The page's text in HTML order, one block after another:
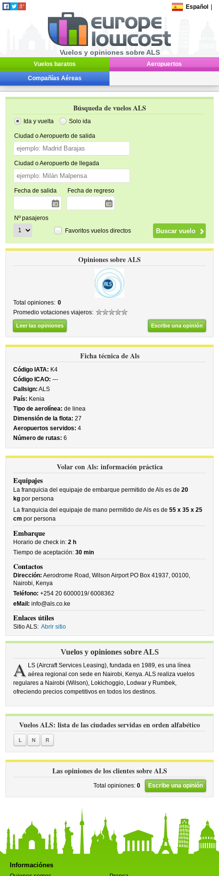
Español
Vuelos y opiniones sobre ALS
Vuelos baratos Aeropuertos
Compañías Aéreas
Búsqueda de vuelos ALS
Ida y vuelta Solo ida
Ciudad o Aeropuerto de salida
Ciudad o Aeropuerto de llegada
Fecha de salida Fecha de regreso
Nº pasajeros
Favoritos vuelos directos
Opiniones sobre ALS
Total opiniones: 0
Promedio votaciones viajeros:
Leer las opiniones Escribe una opinión
Ficha técnica de Als
Código IATA: K4
Código ICAO: ---
Callsign: ALS
País: Kenia
Tipo de aerolínea: de linea
Dimensión de la flota: 27
Aeropuertos servidos: 4
Número de rutas: 6
Volar con Als: información práctica
Equipajes
La franquicia del equipaje de embarque permitido de Als es de20
kg por persona
La franquicia del equipaje de mano permitido de Als es de55 x 35 x 25
cm por persona
Embarque
Horario de check in:2 h
Tiempo de aceptación:30 min
Contactos
Dirección: Aerodrome Road, Wilson Airport PO Box 41937, 00100,
Nairobi, Kenya
Teléfono: +254 20 6000019/ 6008362
eMail: info@als.co.ke
Enlaces útiles
Sitio ALS: Abrir sitio
Vuelos y opiniones sobre ALS
A LS (Aircraft Services Leasing), fundada en 1989, es una línea
aérea regional con sede en Nairobi, Kenya. ALS realiza vuelos
regulares a Nairobi (Wilson), Lokichoggio, Lodwar y Rumbek,
ofreciendo precios competitivos en todos los destinos.
Vuelos ALS: lista de las ciudades servidas en orden alfabético
L N R
Las opiniones de los clientes sobre ALS
Total opiniones: 0 Escribe una opinión
Informaciónes